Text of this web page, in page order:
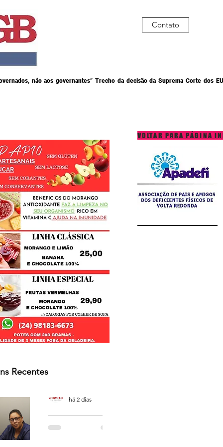
não aos governantes” Trecho da decisão da Suprema Corte dos
Contato
VOLTAR PARA PÁGINA
Recentes
PODCAST
'CAFÉ
há 2 dias